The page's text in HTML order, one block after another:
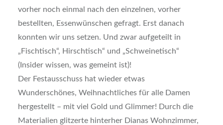
vorher noch einmal nach den einzelnen, vorher
bestellten, Essenwünschen gefragt. Erst danach
konnten wir uns setzen. Und zwar aufgeteilt in
„Fischtisch“, Hirschtisch“ und „Schweinetisch“
(Insider wissen, was gemeint ist)!
Der Festausschuss hat wieder etwas
Wunderschönes, Weihnachtliches für alle Damen
hergestellt – mit viel Gold und Glimmer! Durch die
Materialien glitzerte hinterher Dianas Wohnzimmer,